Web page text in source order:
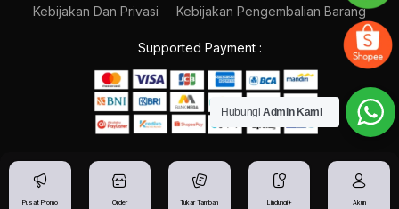
Supported Payment :
Kebijakan Dan Privasi Kebijakan Pengembalian Barang
Pusat Promo Order Tukar Tambah Lindungi+ Akun
Hubungi Admin Kami